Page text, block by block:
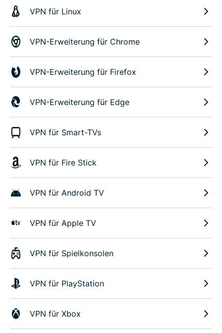
VPN für Linux
VPN-Erweiterung für Chrome
VPN-Erweiterung für Firefox
VPN-Erweiterung für Edge
VPN für Smart-TVs
VPN für Fire Stick
VPN für Android TV
VPN für Apple TV
VPN für Spielkonsolen
VPN für PlayStation
VPN für Xbox